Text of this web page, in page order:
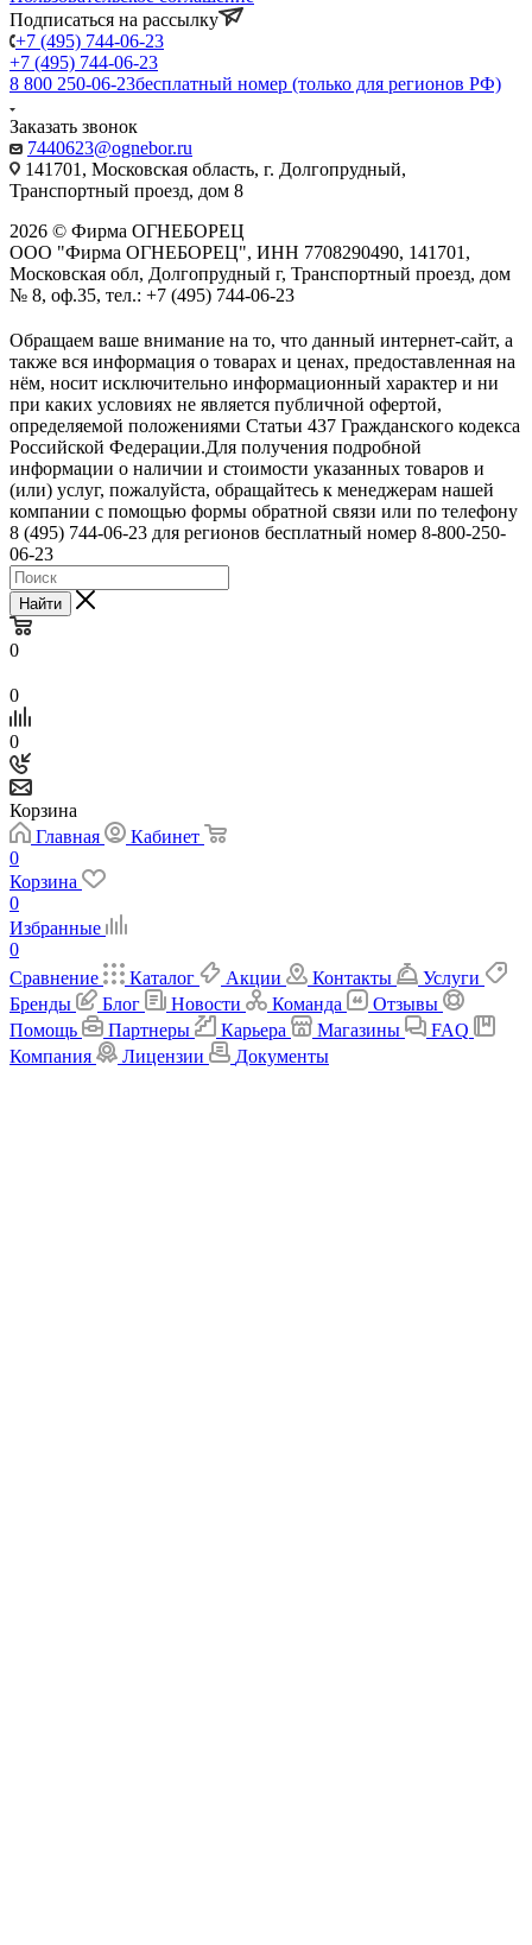
Подписаться на рассылку
+7 (495) 744-06-23
+7 (495) 744-06-23
8 800 250-06-23бесплатный номер (только для регионов РФ)
Заказать звонок
7440623@ognebor.ru
141701, Московская область, г. Долгопрудный,
Транспортный проезд, дом 8
2026 © Фирма ОГНЕБОРЕЦ
ООО "Фирма ОГНЕБОРЕЦ", ИНН 7708290490, 141701,
Московская обл, Долгопрудный г, Транспортный проезд, дом
№ 8, оф.35, тел.: +7 (495) 744-06-23
Обращаем ваше внимание на то, что данный интернет-сайт, а
также вся информация о товарах и ценах, предоставленная на
нём, носит исключительно информационный характер и ни
при каких условиях не является публичной офертой,
определяемой положениями Статьи 437 Гражданского кодекса
Российской Федерации.Для получения подробной
информации о наличии и стоимости указанных товаров и
(или) услуг, пожалуйста, обращайтесь к менеджерам нашей
компании с помощью формы обратной связи или по телефону
8 (495) 744-06-23 для регионов бесплатный номер 8-800-250-
06-23
Найти
0
0
0
Корзина
Главная
Кабинет
0
Корзина
0
Избранные
0
Сравнение
Каталог Акции Контакты
Услуги
Бренды
Блог Новости Команда
Отзывы
Помощь
Партнеры Карьера Магазины
FAQ
Компания
Лицензии Документы